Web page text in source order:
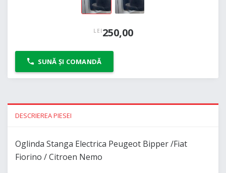
LEI250,00
SUNĂ ȘI COMANDĂ
DESCRIEREA PIESEI
Oglinda Stanga Electrica Peugeot Bipper /Fiat
Fiorino / Citroen Nemo